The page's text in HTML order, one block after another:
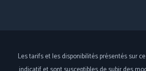
Les tarifs et les disponibilités présentés sur